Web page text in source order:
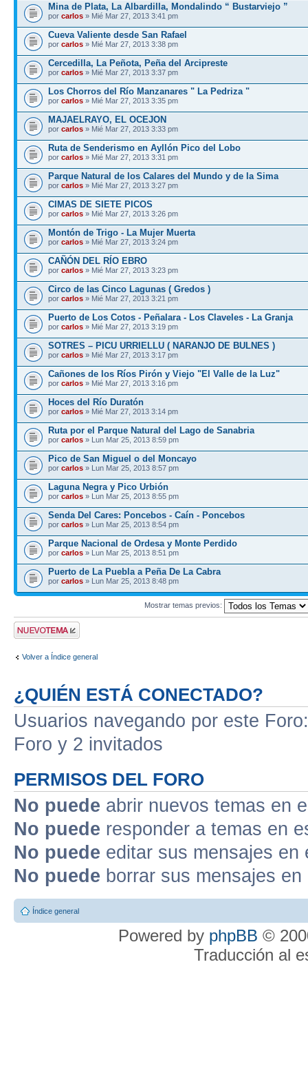
Mina de Plata, La Albardilla, Mondalindo “ Bustarviejo ”
por carlos » Mié Mar 27, 2013 3:41 pm
Cueva Valiente desde San Rafael
por carlos » Mié Mar 27, 2013 3:38 pm
Cercedilla, La Peñota, Peña del Arcipreste
por carlos » Mié Mar 27, 2013 3:37 pm
Los Chorros del Río Manzanares " La Pedriza "
por carlos » Mié Mar 27, 2013 3:35 pm
MAJAELRAYO, EL OCEJON
por carlos » Mié Mar 27, 2013 3:33 pm
Ruta de Senderismo en Ayllón Pico del Lobo
por carlos » Mié Mar 27, 2013 3:31 pm
Parque Natural de los Calares del Mundo y de la Sima
por carlos » Mié Mar 27, 2013 3:27 pm
CIMAS DE SIETE PICOS
por carlos » Mié Mar 27, 2013 3:26 pm
Montón de Trigo - La Mujer Muerta
por carlos » Mié Mar 27, 2013 3:24 pm
CAÑÓN DEL RÍO EBRO
por carlos » Mié Mar 27, 2013 3:23 pm
Circo de las Cinco Lagunas ( Gredos )
por carlos » Mié Mar 27, 2013 3:21 pm
Puerto de Los Cotos - Peñalara - Los Claveles - La Granja
por carlos » Mié Mar 27, 2013 3:19 pm
SOTRES – PICU URRIELLU ( NARANJO DE BULNES )
por carlos » Mié Mar 27, 2013 3:17 pm
Cañones de los Ríos Pirón y Viejo "El Valle de la Luz"
por carlos » Mié Mar 27, 2013 3:16 pm
Hoces del Río Duratón
por carlos » Mié Mar 27, 2013 3:14 pm
Ruta por el Parque Natural del Lago de Sanabria
por carlos » Lun Mar 25, 2013 8:59 pm
Pico de San Miguel o del Moncayo
por carlos » Lun Mar 25, 2013 8:57 pm
Laguna Negra y Pico Urbión
por carlos » Lun Mar 25, 2013 8:55 pm
Senda Del Cares: Poncebos - Caín - Poncebos
por carlos » Lun Mar 25, 2013 8:54 pm
Parque Nacional de Ordesa y Monte Perdido
por carlos » Lun Mar 25, 2013 8:51 pm
Puerto de La Puebla a Peña De La Cabra
por carlos » Lun Mar 25, 2013 8:48 pm
Mostrar temas previos:
Publicar un nuevo
tema
Volver a Índice general
¿QUIÉN ESTÁ CONECTADO?
Usuarios navegando por este
Foro y 2 invitados
PERMISOS DEL FORO
No puede abrir nuevos temas en
No puede responder a temas en
No puede editar sus mensajes en
No puede borrar sus mensajes
Índice general
Powered by phpBB ©
Traducción al